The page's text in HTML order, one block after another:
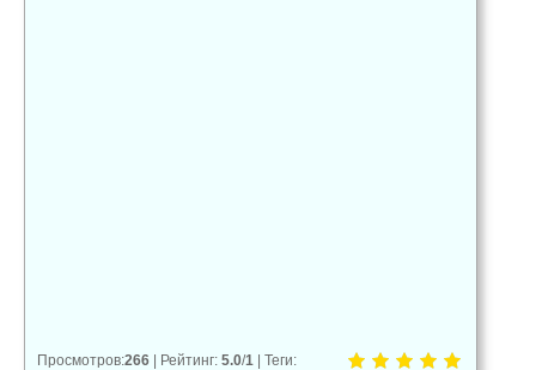
Просмотров:266 | Рейтинг: 5.0/1 | Теги: